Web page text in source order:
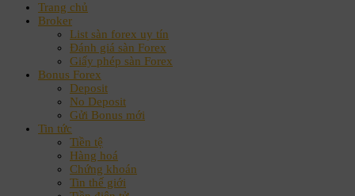
Trang chủ
Broker
List sàn forex uy tín
Đánh giá sàn Forex
Giấy phép sàn Forex
Bonus Forex
Deposit
No Deposit
Gửi Bonus mới
Tin tức
Tiền tệ
Hàng hoá
Chứng khoán
Tin thế giới